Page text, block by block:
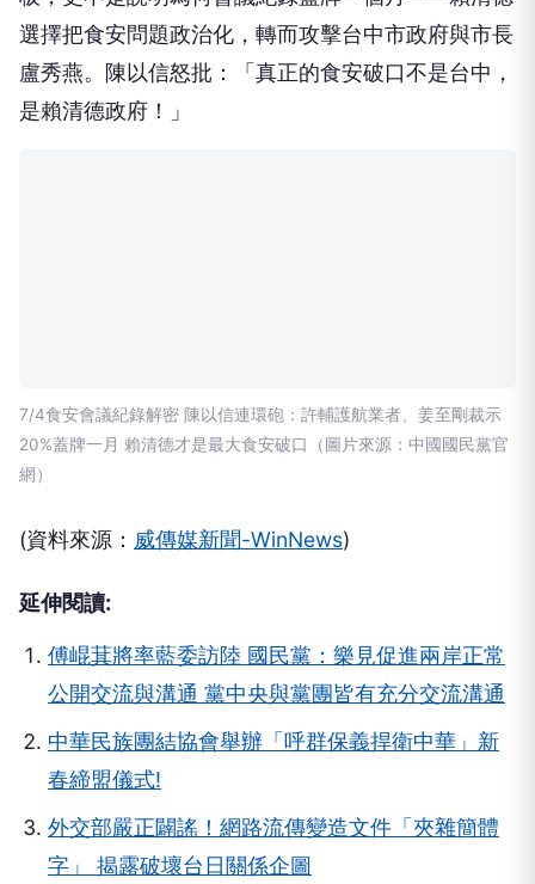
選擇把食安問題政治化，轉而攻擊台中市政府與市長
盧秀燕。陳以信怒批：「真正的食安破口不是台中，
是賴清德政府！」
7/4食安會議紀錄解密 陳以信連環砲：許輔護航業者、姜至剛裁示
20%蓋牌一月 賴清德才是最大食安破口（圖片來源：中國國民黨官
網）
(資料來源： 威傳媒新聞-WinNews)
延伸閱讀:
傅崐萁將率藍委訪陸 國民黨：樂見促進兩岸正常
公開交流與溝通 黨中央與黨團皆有充分交流溝通
中華民族團結協會舉辦「呼群保義捍衛中華」新
春締盟儀式!
外交部嚴正闢謠！網路流傳變造文件「夾雜簡體
字」 揭露破壞台日關係企圖